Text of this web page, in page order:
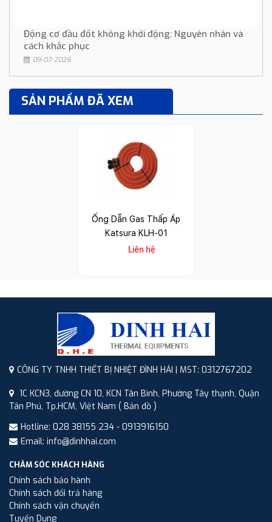
Động cơ đầu đốt không khởi động: Nguyên nhân và
cách khắc phục
09-07-2026
SẢN PHẨM ĐÃ XEM
Ống Dẫn Gas Thấp Áp
Katsura KLH-01
Liên hệ
CÔNG TY TNHH THIẾT BỊ NHIỆT ĐÌNH HẢI | MST: 0312767202
1C KCN3, đường CN 10, KCN Tân Bình, Phường Tây thạnh, Quận
Tân Phú, Tp.HCM, Việt Nam ( Bản đồ )
Hotline: 028 38155 234 - 0913916150
Email: info@dinhhai.com
CHĂM SÓC KHÁCH HÀNG
Chính sách bảo hành
Chính sách đổi trả hàng
Chính sách vận chuyển
Tuyển Dụng